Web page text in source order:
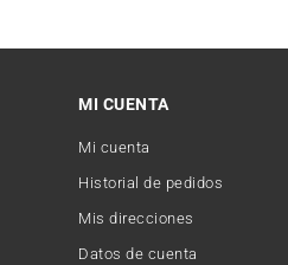
MI CUENTA
Mi cuenta
Historial de pedidos
Mis direcciones
Datos de cuenta